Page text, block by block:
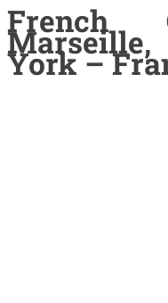
French
Marseille,
York –